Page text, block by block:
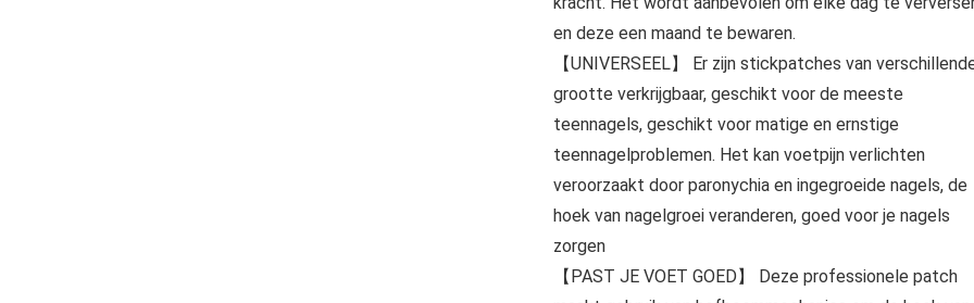
en deze een maand te bewaren.
【UNIVERSEEL】 Er zijn stickpatches van
grootte verkrijgbaar, geschikt voor de meeste
teennagels, geschikt voor matige en ernstige
teennagelproblemen. Het kan voetpijn verlichten
veroorzaakt door paronychia en ingegroeide nagels, de
hoek van nagelgroei veranderen, goed voor je nagels
zorgen
【PAST JE VOET GOED】 Deze professionele patch